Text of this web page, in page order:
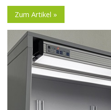
Zum Artikel »